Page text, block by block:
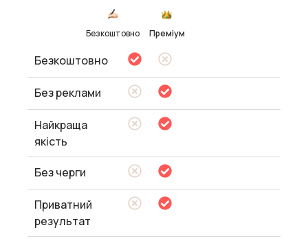
Безкоштовно Преміум
Безкоштовно
Без реклами
Найкраща
якість
Без черги
Приватний
результат